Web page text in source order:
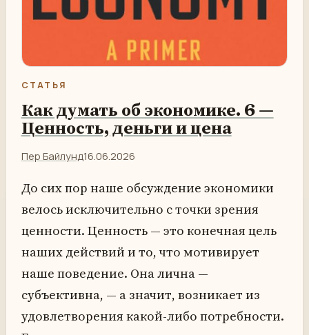
СТАТЬЯ
Как думать об экономике. 6 —
Ценность, деньги и цена
Пер Байлунд16.06.2026
До сих пор наше обсуждение экономики
велось исключительно с точки зрения
ценности. Ценность — это конечная цель
наших действий и то, что мотивирует
наше поведение. Она лична —
субъективна, — а значит, возникает из
удовлетворения какой-либо потребности.